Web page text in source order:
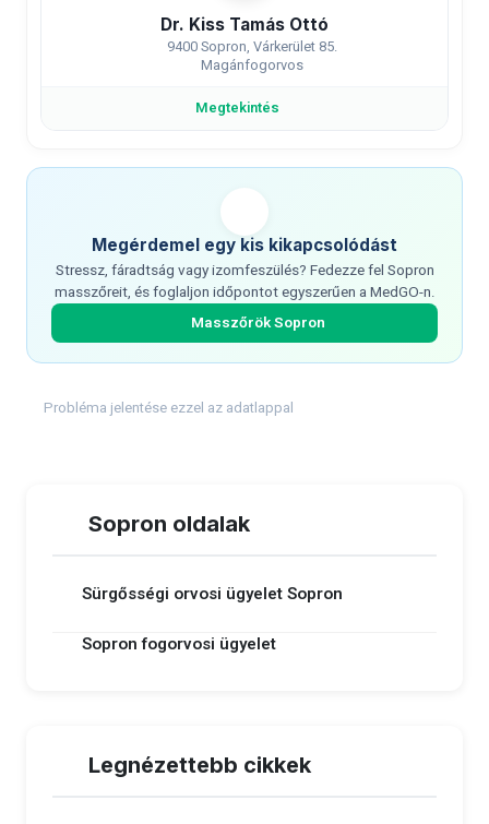
Dr. Kiss Tamás Ottó
9400 Sopron, Várkerület 85.
Magánfogorvos
Megtekintés
Megérdemel egy kis kikapcsolódást
Stressz, fáradtság vagy izomfeszülés? Fedezze fel Sopron
masszőreit, és foglaljon időpontot egyszerűen a MedGO-n.
Masszőrök Sopron
Probléma jelentése ezzel az adatlappal
Sopron oldalak
Sürgősségi orvosi ügyelet Sopron
Sopron fogorvosi ügyelet
Legnézettebb cikkek